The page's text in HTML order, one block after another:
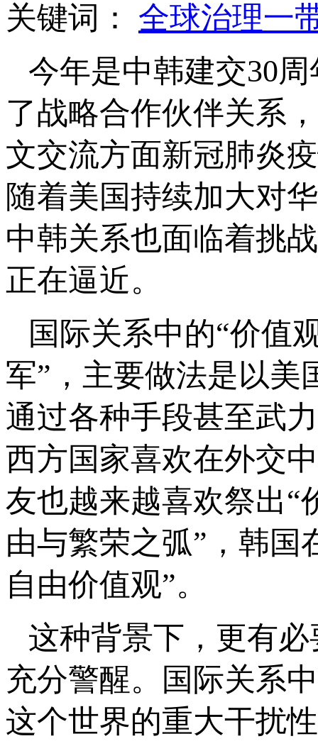
关键词： 全球治理一
今年是中韩建交30
了战略合作伙伴关系
文交流方面新冠肺炎
随着美国持续加大对
中韩关系也面临着挑
正在逼近。
国际关系中的“价值
军”，主要做法是以美
通过各种手段甚至武
西方国家喜欢在外交
友也越来越喜欢祭出“
由与繁荣之弧”，韩国
自由价值观”。
这种背景下，更有
充分警醒。国际关系
这个世界的重大干扰